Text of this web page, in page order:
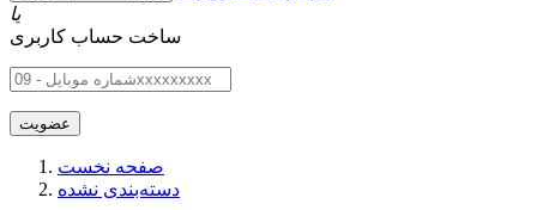
یا
ساخت حساب کاربری
صفحه نخست
دسته‌بندی نشده